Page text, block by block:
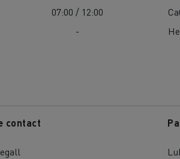
07:00 / 12:00
-
contact